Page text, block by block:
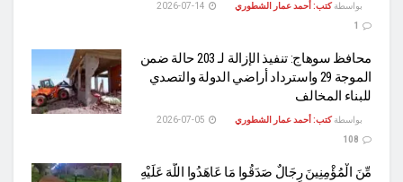
بواسطة كتب: أحمد عمار الشطوري
محافظ سوهاج: تنفيذ الإزالة لـ 203 حالة ضمن
الموجة 29 واسترداد أراضي الدولة والتصدي
للبناء المخالف
بواسطة كتب: أحمد عمار الشطوري
مِّنَ الْمُؤْمِنِينَ رِجَالٌ صَدَقُوا مَا عَاهَدُوا اللَّهَ عَلَيْهِ